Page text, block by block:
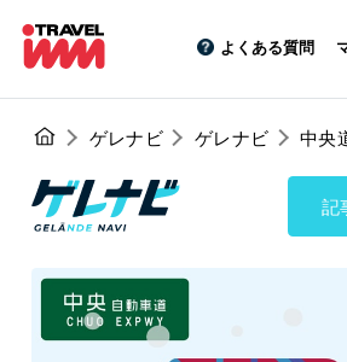
よくある質問
ゲレナビ ゲレナビ 中央
記